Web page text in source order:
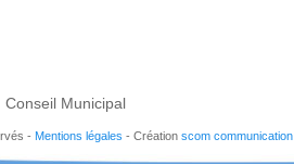
Conseil Municipal
- Mentions légales - Création scom communication